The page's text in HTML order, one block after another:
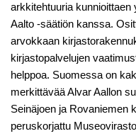
arkkitehtuuria
Aalto -säätiön kanssa.
arvokkaan
kirjastopalvelujen
helppoa. Suomessa on
merkittävää Alvar Aallon
Seinäjoen ja Rovaniemen
peruskorjattu